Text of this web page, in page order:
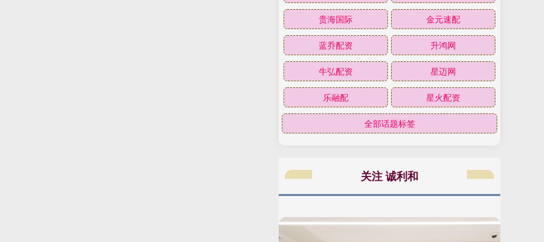
贵海国际 金元速配
蓝乔配资 升鸿网
牛弘配资 星迈网
乐融配 星火配资
全部话题标签
关注 诚利和